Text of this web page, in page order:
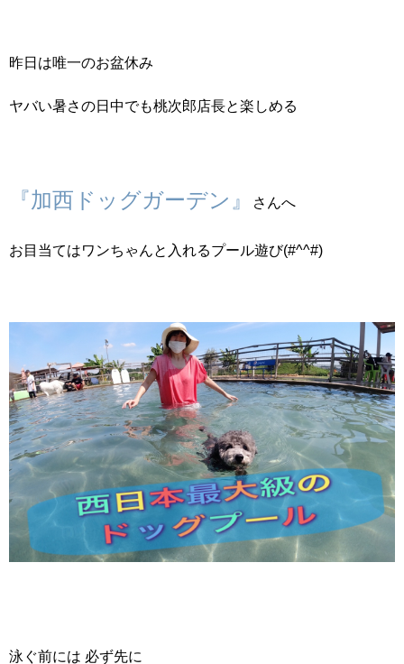
昨日は唯一のお盆休み
ヤバい暑さの日中でも桃次郎店長と楽しめる
『加西ドッグガーデン』 さんへ
お目当てはワンちゃんと入れるプール遊び(#^^#)
泳ぐ前には 必ず先に